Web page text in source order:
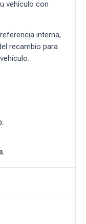
vehículo con
interna,
recambio para